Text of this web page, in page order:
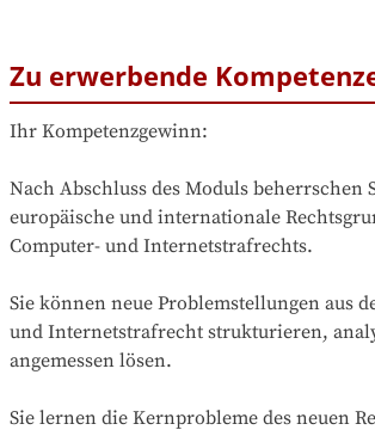
Zu erwerbende
Ihr Kompetenzgewinn:
Nach Abschluss des Moduls beherrschen
europäische und internationale
Computer- und Internetstrafrechts.
Sie können neue Problemstellungen aus
und Internetstrafrecht strukturieren,
angemessen lösen.
Sie lernen die Kernprobleme des neuen